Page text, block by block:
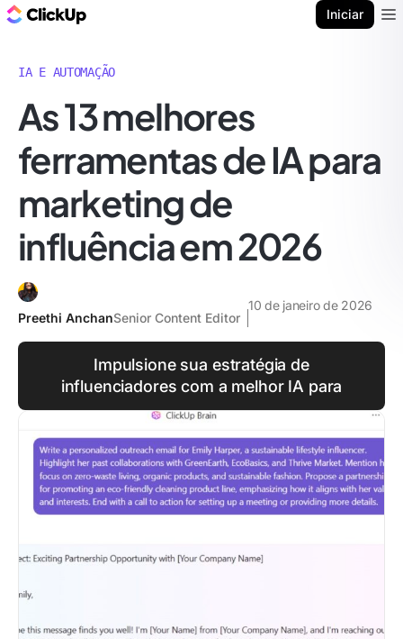
Iniciar
IA E AUTOMAÇÃO
As 13 melhores
ferramentas de IA para
marketing de
influência em 2026
Preethi AnchanSenior Content Editor
10 de janeiro de 2026
Impulsione sua estratégia de
influenciadores com a melhor IA para